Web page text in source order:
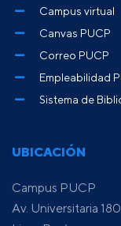
UBICACIÓN
Campus PUCP
Av. Universitaria
Campus virtual
Canvas PUCP
Correo PUCP
Empleabilidad
Sistema de